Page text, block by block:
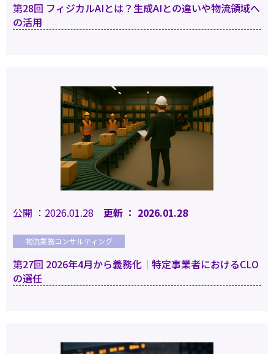
第28回 フィジカルAIとは？生成AIとの違いや物流領域へ
の活用
公開 ：2026.01.28 更新 ： 2026.01.28
物流業務コンサルティング
第27回 2026年4月から義務化｜特定事業者におけるCLO
の選任